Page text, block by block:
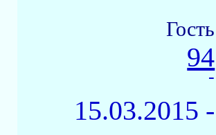
Гость
94
-
15.03.2015 -